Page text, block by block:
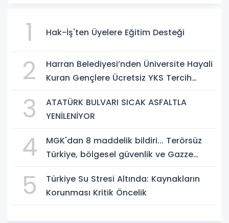
1 Hak-İş'ten Üyelere Eğitim Desteği
2
Harran Belediyesi’nden Üniversite Hayali
Kuran Gençlere Ücretsiz YKS Tercih
3
ATATÜRK BULVARI SICAK ASFALTLA
YENİLENİYOR
4
MGK'dan 8 maddelik bildiri... Terörsüz
Türkiye, bölgesel güvenlik ve Gazze
5
Türkiye Su Stresi Altında: Kaynakların
Korunması Kritik Öncelik